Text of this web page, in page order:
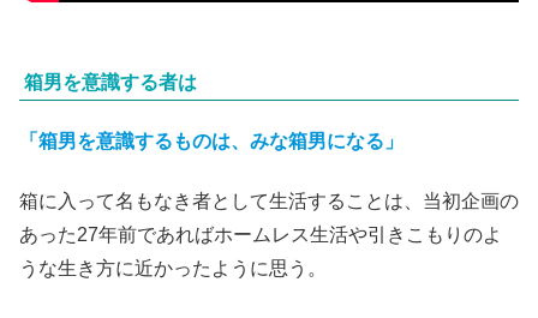
箱男を意識する者は
「箱男を意識するものは、みな箱男になる」
箱に入って名もなき者として生活することは、当初企画の
あった27年前であればホームレス生活や引きこもりのよ
うな生き方に近かったように思う。